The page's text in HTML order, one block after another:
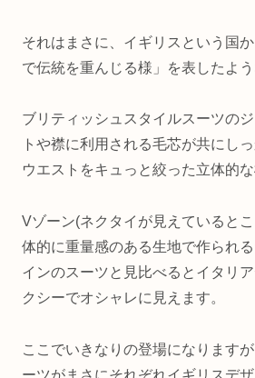
それはまさに、イギリスという国
で伝統を重んじる様」を表したよう
ブリティッシュスタイルスーツの
トや襟に利用される毛芯が共にし
ウエストをキュっと絞った立体的
Vゾーン(ネクタイが見えていると
体的に重量感のある生地で作られ
インのスーツと見比べるとイタリ
クシーでオシャレに見えます。
ここでいきなりの登場になります
ーツがまさにそれぞれイギリスデ